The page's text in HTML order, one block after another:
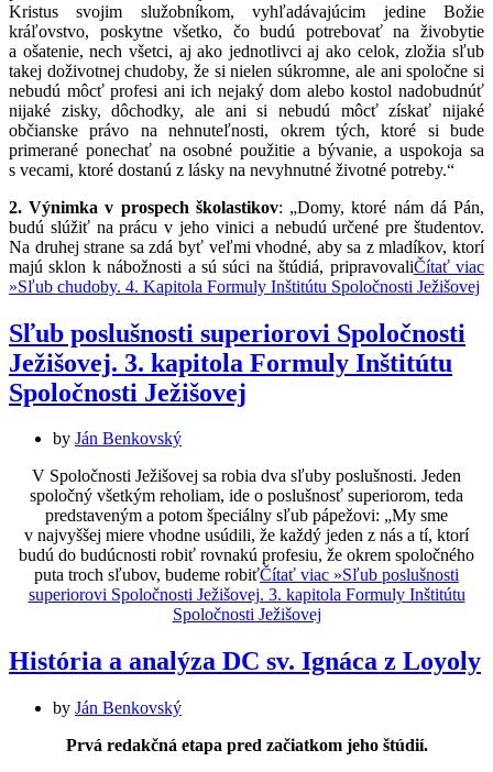
Kristus svojim služobníkom, vyhľadávajúcim jedine Božie
kráľovstvo, poskytne všetko, čo budú potrebovať na živobytie
a ošatenie, nech všetci, aj ako jednotlivci aj ako celok, zložia sľub
takej doživotnej chudoby, že si nielen súkromne, ale ani spoločne si
nebudú môcť profesi ani ich nejaký dom alebo kostol nadobudnúť
nijaké zisky, dôchodky, ale ani si nebudú môcť získať nijaké
občianske právo na nehnuteľnosti, okrem tých, ktoré si bude
primerané ponechať na osobné použitie a bývanie, a uspokoja sa
s vecami, ktoré dostanú z lásky na nevyhnutné životné potreby.“
2. Výnimka v prospech školastikov: „Domy, ktoré nám dá Pán,
budú slúžiť na prácu v jeho vinici a nebudú určené pre študentov.
Na druhej strane sa zdá byť veľmi vhodné, aby sa z mladíkov, ktorí
majú sklon k nábožnosti a sú súci na štúdiá, pripravovaliČítať viac
»Sľub chudoby. 4. Kapitola Formuly Inštitútu Spoločnosti Ježišovej
Sľub poslušnosti superiorovi Spoločnosti
Ježišovej. 3. kapitola Formuly Inštitútu
Spoločnosti Ježišovej
by Ján Benkovský
V Spoločnosti Ježišovej sa robia dva sľuby poslušnosti. Jeden
spoločný všetkým reholiam, ide o poslušnosť superiorom, teda
predstaveným a potom špeciálny sľub pápežovi: „My sme
v najvyššej miere vhodne usúdili, že každý jeden z nás a tí, ktorí
budú do budúcnosti robiť rovnakú profesiu, že okrem spoločného
puta troch sľubov, budeme robiťČítať viac »Sľub poslušnosti
superiorovi Spoločnosti Ježišovej. 3. kapitola Formuly Inštitútu
Spoločnosti Ježišovej
História a analýza DC sv. Ignáca z Loyoly
by Ján Benkovský
Prvá redakčná etapa pred začiatkom jeho štúdií.